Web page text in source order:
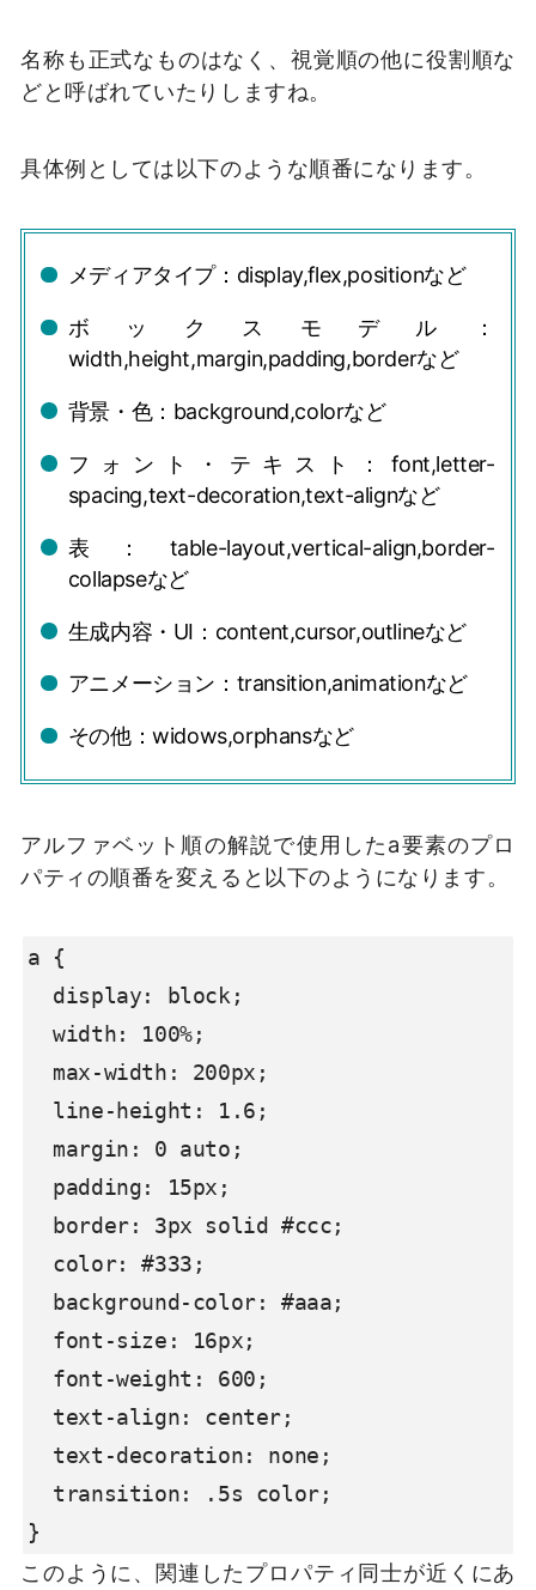
名称も正式なものはなく、視覚順の他に役割順な
どと呼ばれていたりしますね。
具体例としては以下のような順番になります。
メディアタイプ：display,flex,positionなど
ボックスモデル：
width,height,margin,padding,borderなど
背景・色：background,colorなど
フォント・テキスト：font,letter-
spacing,text-decoration,text-alignなど
表：table-layout,vertical-align,border-
collapseなど
生成内容・UI：content,cursor,outlineなど
アニメーション：transition,animationなど
その他：widows,orphansなど
アルファベット順の解説で使用したa要素のプロ
パティの順番を変えると以下のようになります。
a {
  width: 100%;
}
このように、関連したプロパティ同士が近くにあ